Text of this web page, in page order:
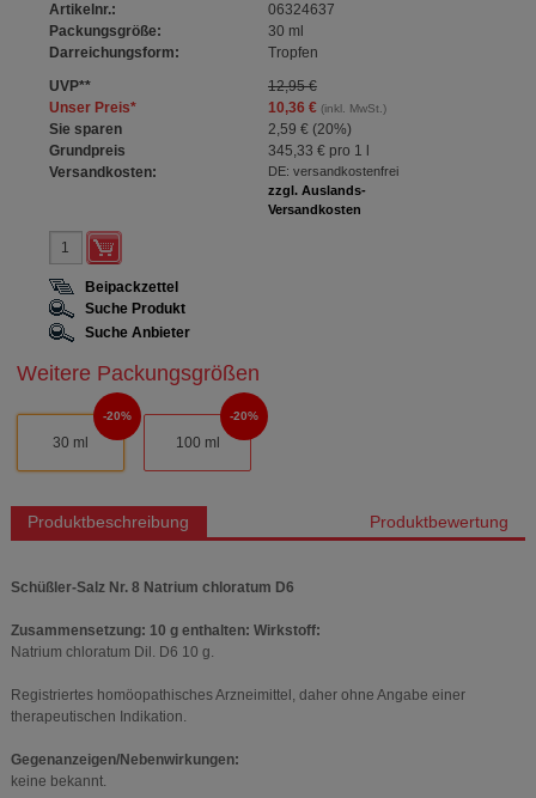
Artikelnr.:
06324637
Packungsgröße:
30 ml
Darreichungsform:
Tropfen
UVP**
12,95 €
Unser Preis* 10,36 €(inkl. MwSt.)
Sie sparen 2,59 € (20%)
Grundpreis
345,33 €pro 1 l
Versandkosten:
DE: versandkostenfrei
zzgl. Auslands-
Versandkosten
Beipackzettel
Suche Produkt
Suche Anbieter
Weitere Packungsgrößen
30 ml
20%
100 ml
20%
Produktbeschreibung Produktbewertung
Schüßler-Salz Nr. 8 Natrium chloratum D6
Zusammensetzung: 10 g enthalten: Wirkstoff:
Natrium chloratum Dil. D6 10 g.
Registriertes homöopathisches Arzneimittel, daher ohne Angabe einer
therapeutischen Indikation.
Gegenanzeigen/Nebenwirkungen:
keine bekannt.